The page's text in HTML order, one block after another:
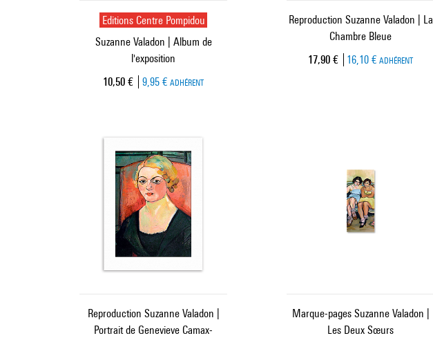
Editions Centre Pompidou
Suzanne Valadon | Album de
l'exposition
Prix ​​actuel
10,50 € 9,95 € ADHÉRENT
Reproduction Suzanne Valadon | La
Chambre Bleue
Prix ​​actuel
17,90 € 16,10 € ADHÉRENT
Reproduction Suzanne Valadon |
Portrait de Genevieve Camax-
Marque-pages Suzanne Valadon |
Les Deux Sœurs